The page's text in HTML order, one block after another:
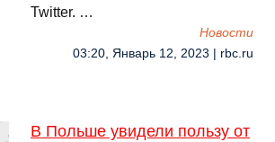
Twitter. …
Новости
03:20, Январь 12, 2023 | rbc.ru
В Польше увидели пользу от